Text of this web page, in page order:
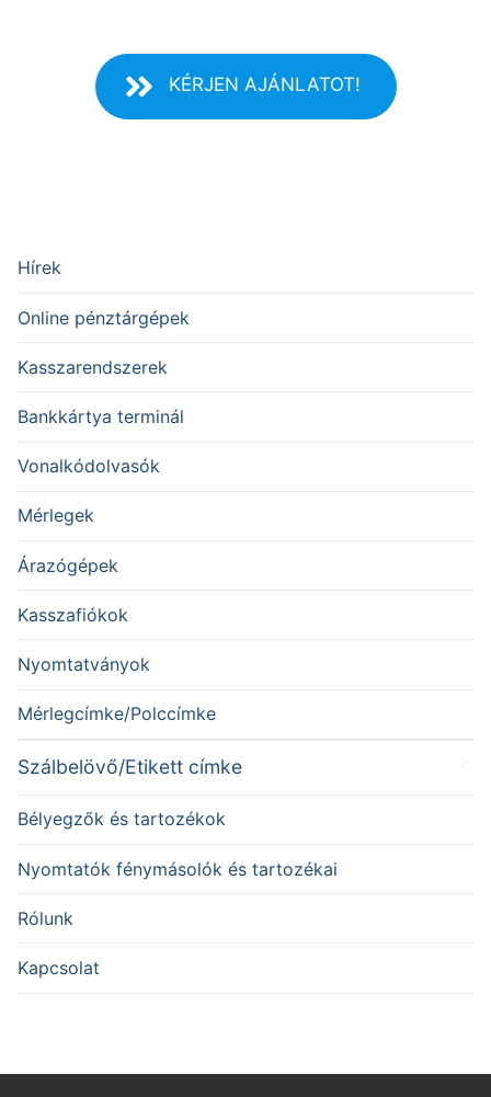
KÉRJEN AJÁNLATOT!
Hírek
Online pénztárgépek
Kasszarendszerek
Bankkártya terminál
Vonalkódolvasók
Mérlegek
Árazógépek
Kasszafiókok
Nyomtatványok
Mérlegcímke/Polccímke
Szálbelövő/Etikett címke
Bélyegzők és tartozékok
Nyomtatók fénymásolók és tartozékai
Rólunk
Kapcsolat